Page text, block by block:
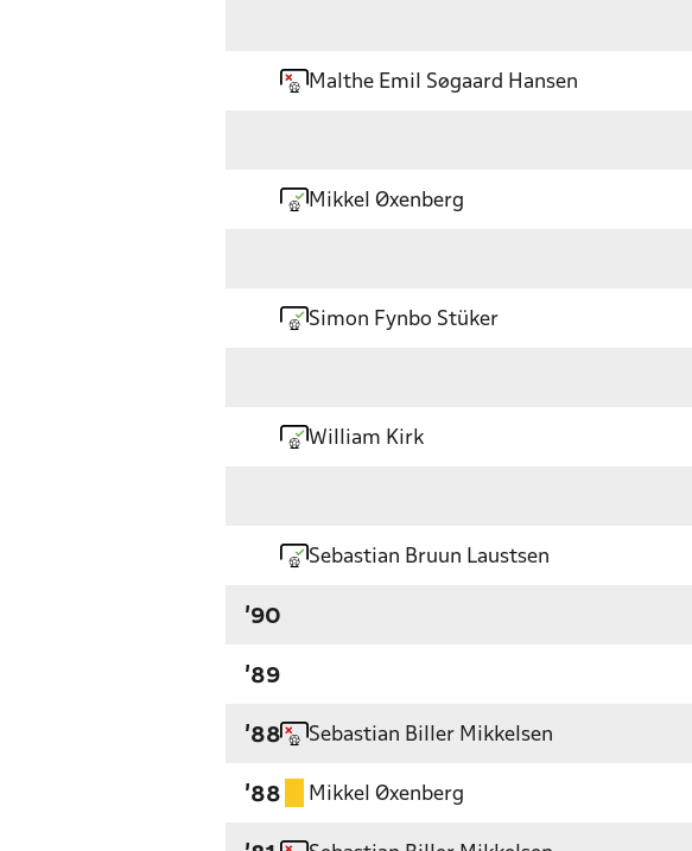
Malthe Emil Søgaard Hansen
Mikkel Øxenberg
Simon Fynbo Stüker
William Kirk
Sebastian Bruun Laustsen
'90
'89
'88 Sebastian Biller Mikkelsen
'88 Mikkel Øxenberg